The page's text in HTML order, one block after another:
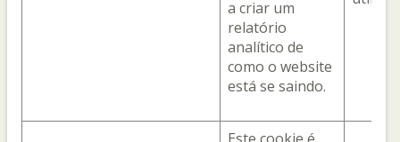
a criar um
relatório
analítico de
como o website
está se saindo.